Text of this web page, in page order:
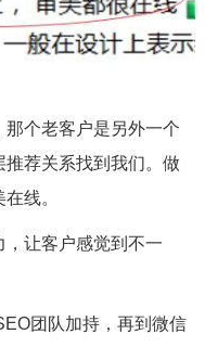
个老客户是另外一个
荐关系找到我们。做
线。
让客户感觉到不一
团队加持，再到微信